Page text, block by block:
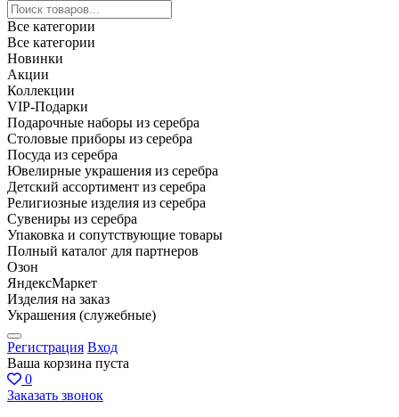
Все категории
Все категории
Новинки
Акции
Коллекции
VIP-Подарки
Подарочные наборы из серебра
Столовые приборы из серебра
Посуда из серебра
Ювелирные украшения из серебра
Детский ассортимент из серебра
Религиозные изделия из серебра
Сувениры из серебра
Упаковка и сопутствующие товары
Полный каталог для партнеров
Озон
ЯндексМаркет
Изделия на заказ
Украшения (служебные)
Регистрация Вход
Ваша корзина пуста
0
Заказать звонок